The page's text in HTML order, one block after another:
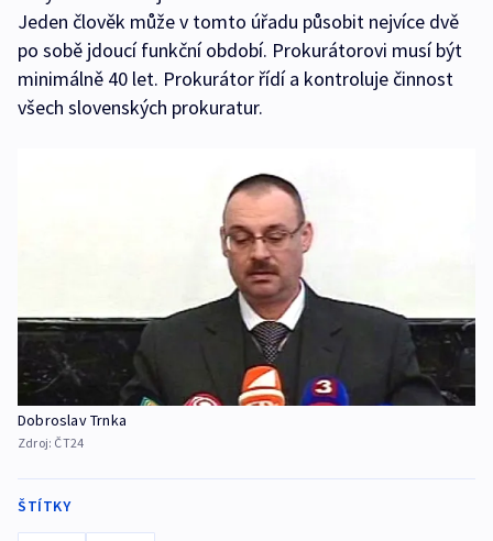
Jeden člověk může v tomto úřadu působit nejvíce dvě
po sobě jdoucí funkční období. Prokurátorovi musí být
minimálně 40 let. Prokurátor řídí a kontroluje činnost
všech slovenských prokuratur.
Dobroslav Trnka
Zdroj: ČT24
ŠTÍTKY